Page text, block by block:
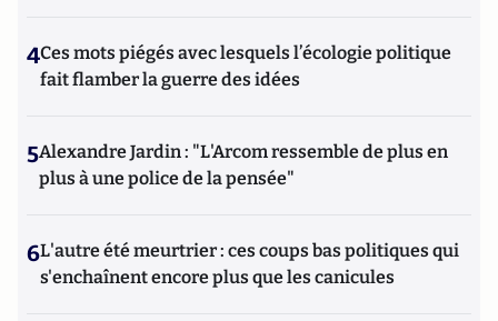
4Ces mots piégés avec lesquels l’écologie politique
fait flamber la guerre des idées
5Alexandre Jardin : "L'Arcom ressemble de plus en
plus à une police de la pensée"
6L'autre été meurtrier : ces coups bas politiques qui
s'enchaînent encore plus que les canicules